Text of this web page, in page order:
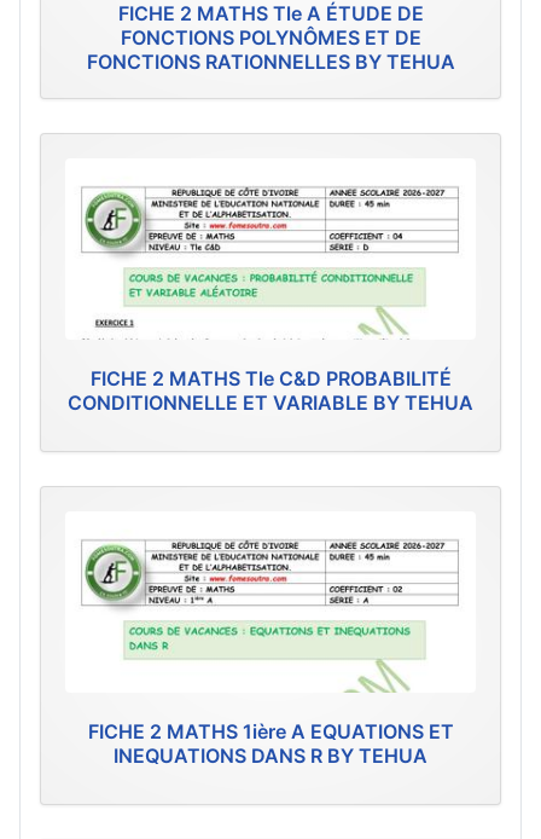
FICHE 2 MATHS Tle A ÉTUDE DE
FONCTIONS POLYNÔMES ET DE
FONCTIONS RATIONNELLES BY TEHUA
FICHE 2 MATHS Tle C&D PROBABILITÉ
CONDITIONNELLE ET VARIABLE BY TEHUA
FICHE 2 MATHS 1ière A EQUATIONS ET
INEQUATIONS DANS R BY TEHUA